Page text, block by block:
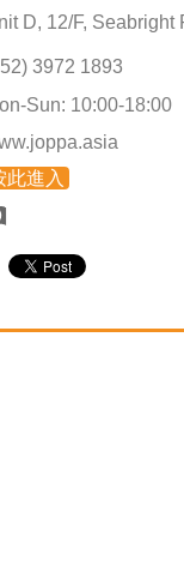
D, 12/F,
3972 1893
Sun: 10:00-18:00
此進入